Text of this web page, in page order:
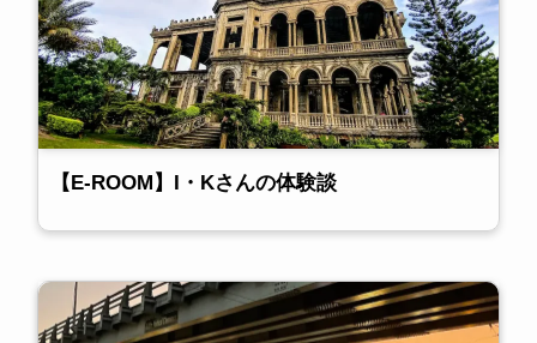
【E-ROOM】I・Kさんの体験談